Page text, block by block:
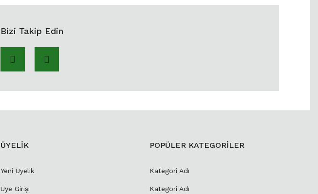
Bizi Takip Edin
ÜYELİK
Yeni Üyelik
Üye Girişi
POPÜLER KATEGORİLER
Kategori Adı
Kategori Adı